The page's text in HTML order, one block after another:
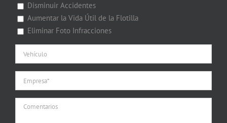
Disminuir Accidentes
Aumentar la Vida Útil de la Flotilla
Eliminar Foto Infracciones